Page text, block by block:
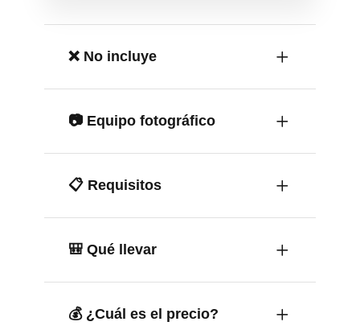
❌ No incluye
📷 Equipo fotográfico
📋 Requisitos
🎒 Qué llevar
💰 ¿Cuál es el precio?